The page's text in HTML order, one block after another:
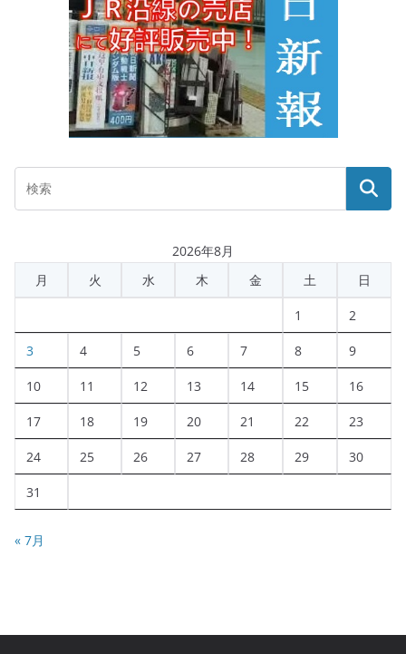
2026年8月
月
火 水 木 金 土 日
1 2
3 4 5 6 7 8 9
10 11 12 13 14 15 16
17 18 19 20 21 22 23
24 25 26 27 28 29 30
31
« 7月